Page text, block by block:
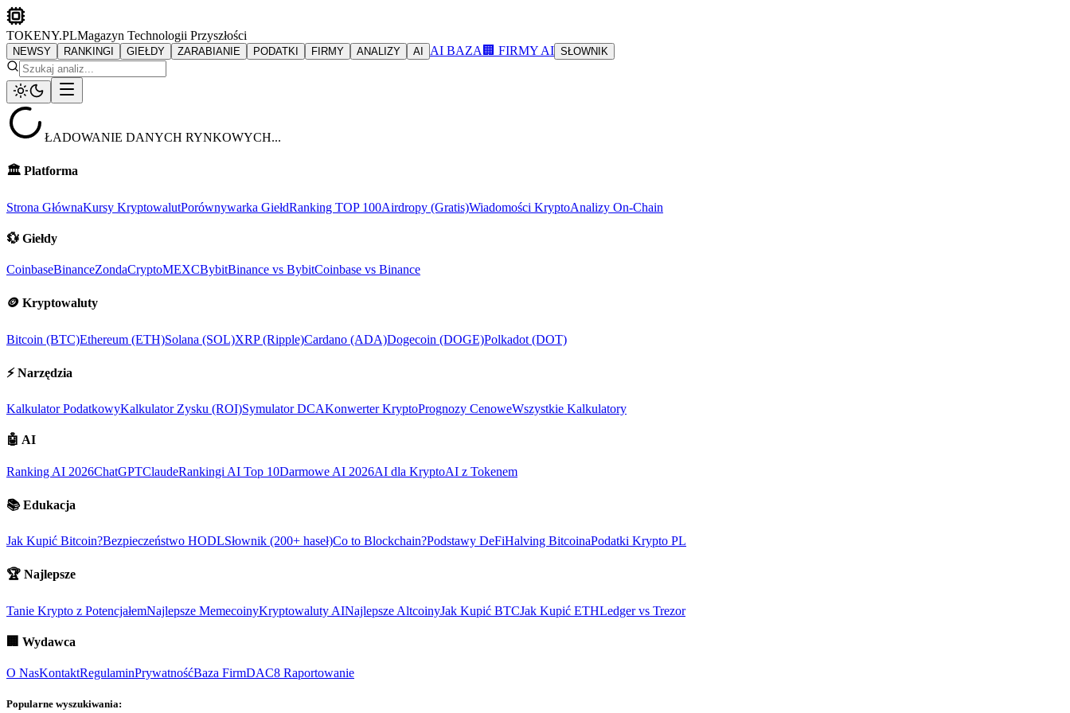
TOKENY.PLMagazyn Technologii Przyszłości
NEWSY RANKINGI GIEŁDY ZARABIANIE PODATKI FIRMY ANALIZY AI AI BAZA 🏢 FIRMY AI SŁOWNIK
ŁADOWANIE DANYCH RYNKOWYCH...
🏛️ Platforma
Strona GłównaKursy KryptowalutPorównywarka GiełdRanking TOP 100Airdropy (Gratis)Wiadomości KryptoAnalizy On-Chain
💱 Giełdy
CoinbaseBinanceZondaCryptoMEXCBybitBinance vs BybitCoinbase vs Binance
🪙 Kryptowaluty
Bitcoin (BTC)Ethereum (ETH)Solana (SOL)XRP (Ripple)Cardano (ADA)Dogecoin (DOGE)Polkadot (DOT)
⚡ Narzędzia
Kalkulator PodatkowyKalkulator Zysku (ROI)Symulator DCAKonwerter KryptoPrognozy CenoweWszystkie Kalkulatory
🤖 AI
Ranking AI 2026ChatGPTClaudeRankingi AI Top 10Darmowe AI 2026AI dla KryptoAI z Tokenem
📚 Edukacja
Jak Kupić Bitcoin?Bezpieczeństwo HODLSłownik (200+ haseł)Co to Blockchain?Podstawy DeFiHalving BitcoinaPodatki Krypto PL
🏆 Najlepsze
Tanie Krypto z PotencjałemNajlepsze MemecoinyKryptowaluty AINajlepsze AltcoinyJak Kupić BTCJak Kupić ETHLedger vs Trezor
🏢 Wydawca
O NasKontaktRegulaminPrywatnośćBaza FirmDAC8 Raportowanie
Popularne wyszukiwania: